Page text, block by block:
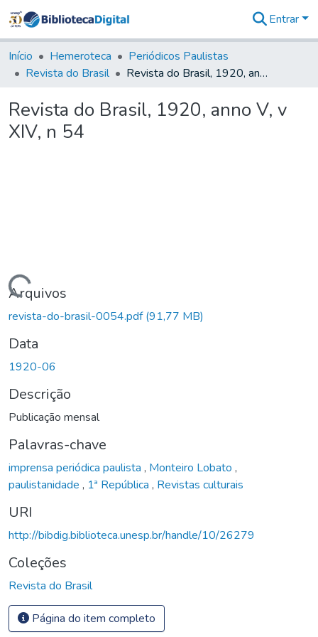
&
Coleções
Tudo na
Digital
Entrar
Início Hemeroteca
Periódicos Paulistas
Revista do Brasil
Revista do Brasil, 1920, anno V, v XIV, n 54
Revista do Brasil, 1920, anno V, v
XIV, n 54
Carregando...
Arquivos
revista-do-brasil-0054.pdf(91,77 MB)
Data
1920-06
Descrição
Publicação mensal
Palavras-chave
imprensa periódica paulista , Monteiro Lobato ,
paulistanidade , 1ª República , Revistas culturais
URI
http://bibdig.biblioteca.unesp.br/handle/10/26279
Coleções
Revista do Brasil
Página do item completo